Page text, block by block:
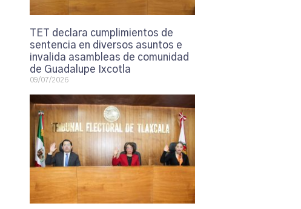
TET declara cumplimientos de
sentencia en diversos asuntos e
invalida asambleas de comunidad
de Guadalupe Ixcotla
09/07/2026